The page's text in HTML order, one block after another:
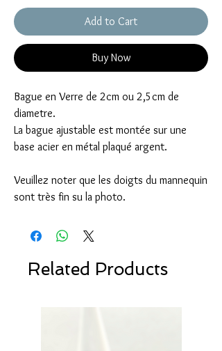
Add to Cart
Buy Now
Bague en Verre de 2cm ou 2,5cm de
diametre.
La bague ajustable est montée sur une
base acier en métal plaqué argent.
Veuillez noter que les doigts du mannequin
sont très fin su la photo.
Related Products